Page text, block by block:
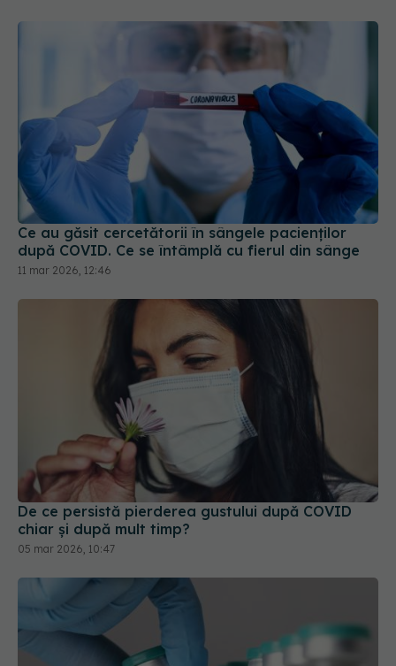
Ce au găsit cercetătorii în sângele pacienților
după COVID. Ce se întâmplă cu fierul din sânge
11 mar 2026, 12:46
De ce persistă pierderea gustului după COVID
chiar și după mult timp?
05 mar 2026, 10:47